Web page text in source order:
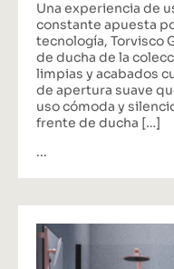
Una experiencia de
constante apuesta
tecnología, Torvisco
de ducha de la
limpias y acabados
de apertura suave
uso cómoda y
frente de ducha […]
...